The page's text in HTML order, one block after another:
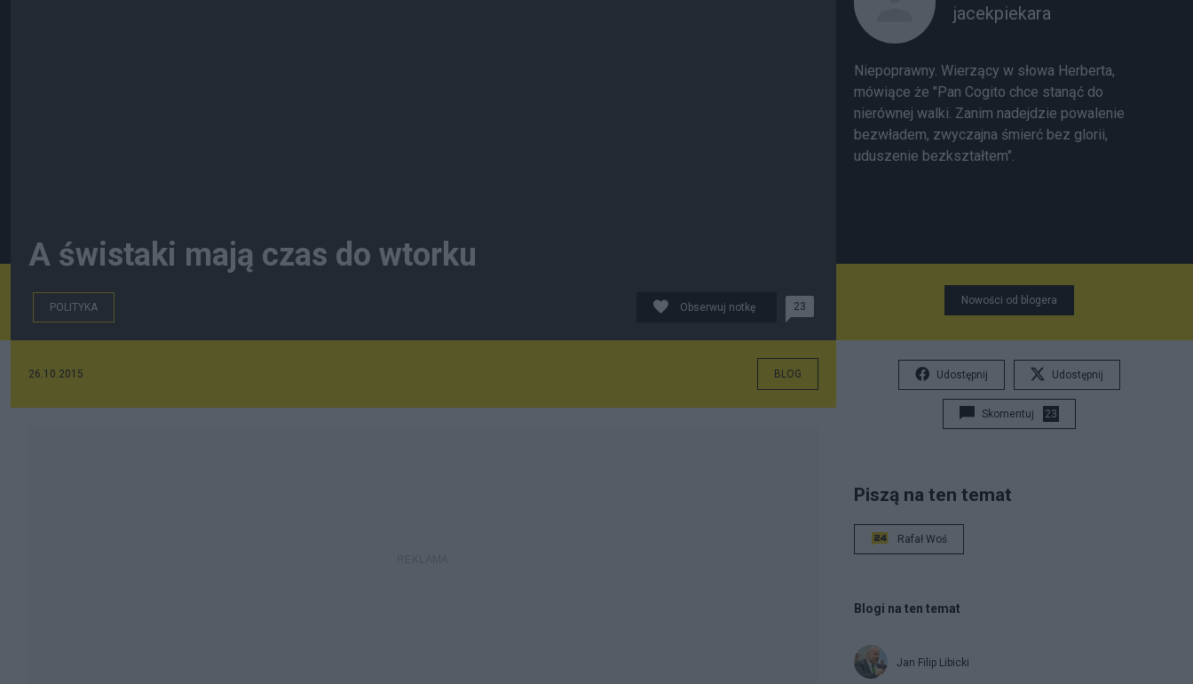
A świstaki mają czas do wtorku
POLITYKA Obserwuj notkę 23
26.10.2015 BLOG
jacekpiekara
Niepoprawny. Wierzący w słowa Herberta,
mówiące że "Pan Cogito chce stanąć do
nierównej walki. Zanim nadejdzie powalenie
bezwładem, zwyczajna śmierć bez glorii,
uduszenie bezkształtem".
Nowości od blogera
Udostępnij Udostępnij
Skomentuj 23
Piszą na ten temat
Rafał Woś
Blogi na ten temat
Jan Filip Libicki